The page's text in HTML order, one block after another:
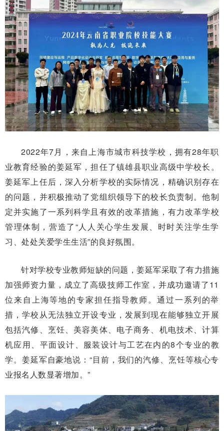
2022年7月，来自上海市城市科技学校，拥有28年职
业教育经验的姜延军，担任了镇雄县职业高级中学校长。
姜延军上任后，深入分析学校的实际情况，精确识别存在
的问题，并积极推动了党组织领导下的校长负责制。他制
定并实施了一系列科学且有效的改革措施，有力改革学校
管理体制，营造了“人人关心学生发展、时时关注学生学
习、处处关爱学生生活”的良好氛围。
针对学校专业教师短缺的问题，姜延军采取了有力措施
加强师资力量，成立了高级技师工作室，并成功邀请了11
位来自上海等地的专家担任指导教师。通过一系列的举
措，学校从无法独立开设专业，发展到现在能够独立开展
包括汽修、烹饪、美容美体、电子商务、机电技术、计算
机应用、平面设计、服装设计与工艺在内的8个专业的教
学。姜延军自豪地说：“目前，我们的汽修、烹饪等核心专
业报名人数显著增加。”